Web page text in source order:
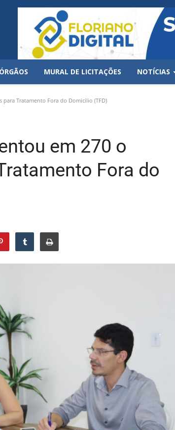
MURAL DE LICITAÇÕES NOTÍCIAS
Tratamento Fora do Domicilio (TFD)
em 270 o
Fora do